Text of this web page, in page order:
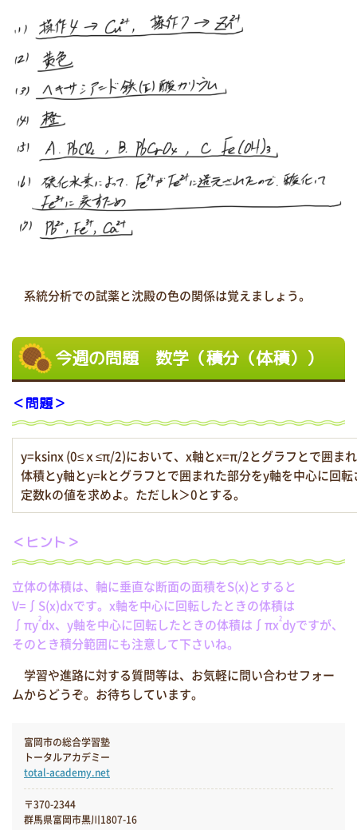
系統分析での試薬と沈殿の色の関係は覚えましょう。
今週の問題 数学（積分（体積））
＜問題＞
y=ksinx (0≤ｘ≤π/2)において、x軸とx=π/2とグラフとで囲ま
体積とy軸とy=kとグラフとで囲まれた部分をy軸を中心に回
定数kの値を求めよ。ただしk＞0とする。
＜ヒント＞
立体の体積は、軸に垂直な断面の面積をS(x)とすると
V=∫S(x)dxです。x軸を中心に回転したときの体積は
∫πy2dx、y軸を中心に回転したときの体積は∫πx2dyですが、
そのとき積分範囲にも注意して下さいね。
学習や進路に対する質問等は、お気軽に問い合わせフォー
ムからどうぞ。お待ちしています。
富岡市の総合学習塾
トータルアカデミー
total-academy.net
〒370-2344
群馬県富岡市黒川1807-16